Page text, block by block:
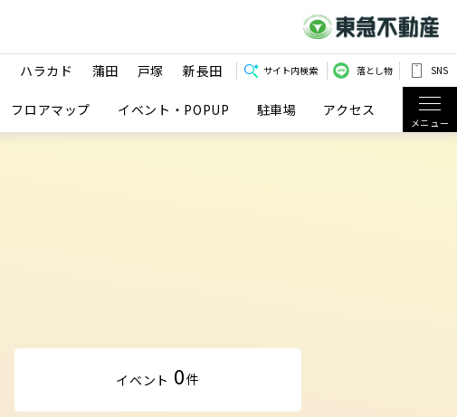
ハラカド 蒲田 戸塚 新長田 サイト内検索 落とし物 SNS
フロアマップ イベント・POPUP 駐車場 アクセス
メニュー
イベント 0件